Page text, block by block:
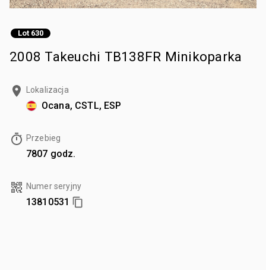
Lot 630
2008 Takeuchi TB138FR Minikoparka
Lokalizacja
Ocana, CSTL, ESP
Przebieg
7807 godz.
Numer seryjny
13810531